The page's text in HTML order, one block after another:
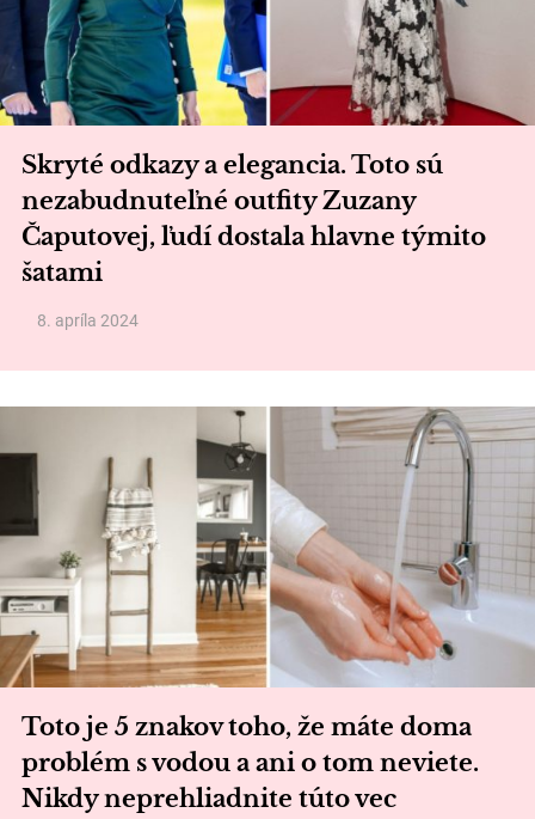
Skryté odkazy a elegancia. Toto sú
nezabudnuteľné outfity Zuzany
Čaputovej, ľudí dostala hlavne týmito
šatami
8. apríla 2024
Toto je 5 znakov toho, že máte doma
problém s vodou a ani o tom neviete.
Nikdy neprehliadnite túto vec